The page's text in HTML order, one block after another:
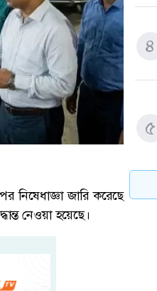
নিষেধাজ্ঞা জারি করেছে
নেওয়া হয়েছে।
৪
৫